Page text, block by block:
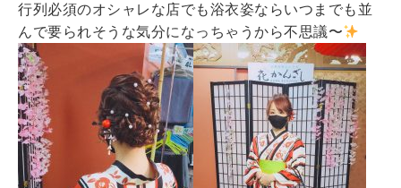
行列必須のオシャレな店でも浴衣姿ならいつまでも並
んで要られそうな気分になっちゃうから不思議〜